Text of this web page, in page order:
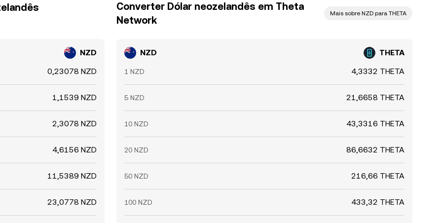
NZD
0,23078 NZD
1,1539 NZD
2,3078 NZD
4,6156 NZD
11,5389 NZD
23,0778 NZD
Converter Dólar neozelandês em Theta
Network
Mais sobre NZD para THETA
NZD THETA
1 NZD 4,3332 THETA
5 NZD 21,6658 THETA
10 NZD 43,3316 THETA
20 NZD 86,6632 THETA
50 NZD 216,66 THETA
100 NZD 433,32 THETA